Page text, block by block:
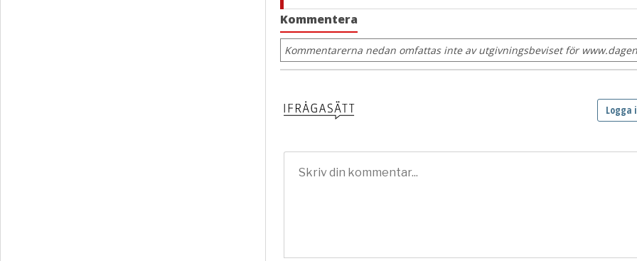
Kommentera
Kommentarerna nedan omfattas inte av utgivningsbeviset för